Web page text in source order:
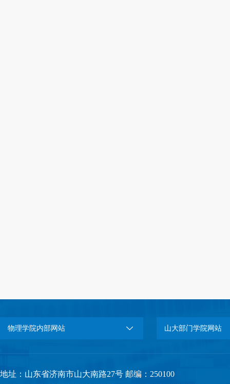
物理学院内部网站 山大部门学院网站
地址：山东省济南市山大南路27号 邮编：250100